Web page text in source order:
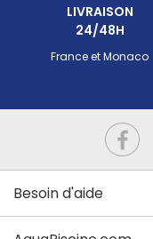
LIVRAISON
24/48H
France et Monaco
Besoin d'aide